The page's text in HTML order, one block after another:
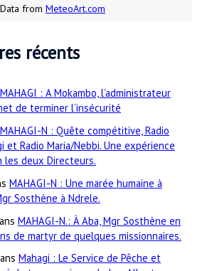
Data from MeteoArt.com
récents
MAHAGI : A Mokambo, l’administrateur
de terminer l’insécurité
MAHAGI-N : Quête compétitive, Radio
et Radio Maria/Nebbi. Une expérience
les deux Directeurs.
MAHAGI-N : Une marée humaine à
Sosthène à Ndrele.
MAHAGI-N.: À Aba, Mgr Sosthène en
de martyr de quelques missionnaires.
Mahagi : Le Service de Pêche et